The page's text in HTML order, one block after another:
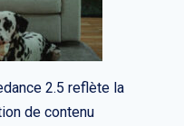
2.5 reflète la
de contenu